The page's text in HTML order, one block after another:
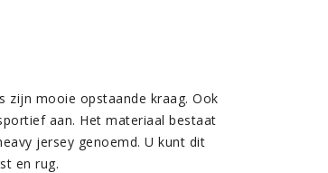
zijn mooie opstaande kraag. Ook
aan. Het materiaal bestaat
jersey genoemd. U kunt dit
en rug.